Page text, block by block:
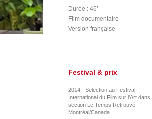
Durée : 46’
Film documentaire
Version française
Festival & prix
2014 - Selection au Festival
International du Film sur l'Art dans
section Le Temps Retrouvé -
Montréal/Canada